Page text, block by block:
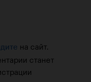
на сайт.
станет